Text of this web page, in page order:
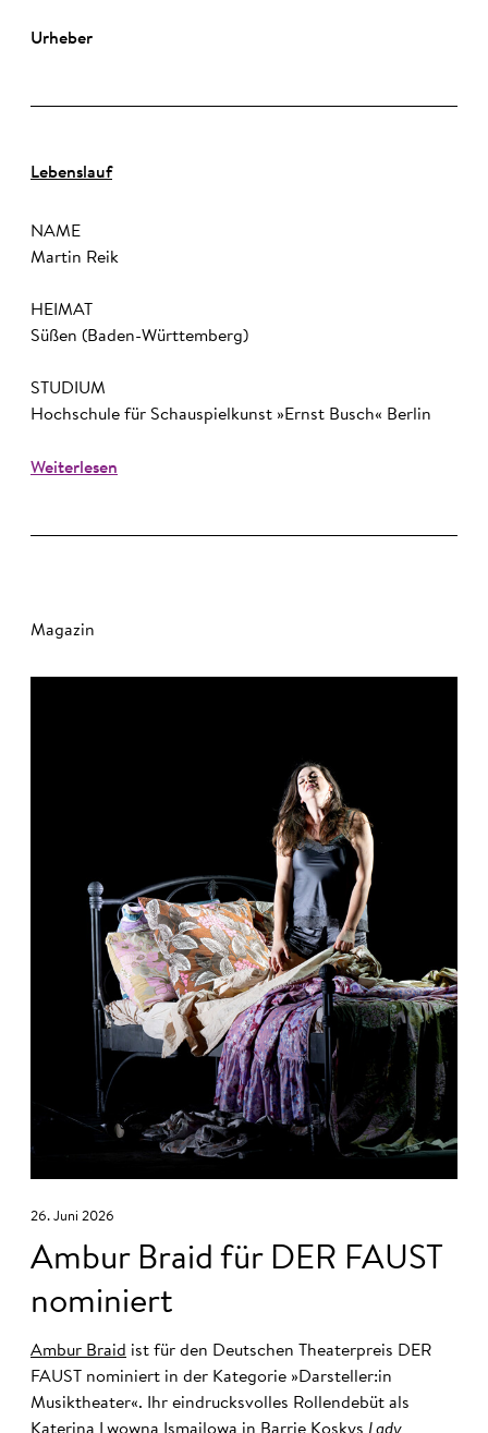
Urheber
Lebenslauf
NAME
Martin Reik
HEIMAT
Süßen (Baden-Württemberg)
STUDIUM
Hochschule für Schauspielkunst »Ernst Busch« Berlin
Weiterlesen
Magazin
26. Juni 2026
Ambur Braid für DER FAUST
nominiert
Ambur Braid ist für den Deutschen Theaterpreis DER
FAUST nominiert in der Kategorie »Darsteller:in
Musiktheater«. Ihr eindrucksvolles Rollendebüt als
Katerina Lwowna Ismailowa in Barrie Koskys Lady